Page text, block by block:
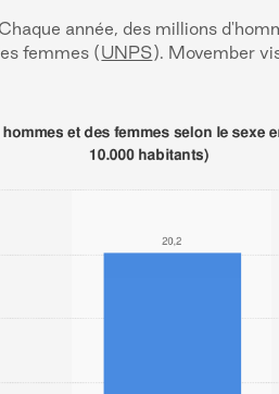
Chaque année, des millions
femmes (UNPS). Movember